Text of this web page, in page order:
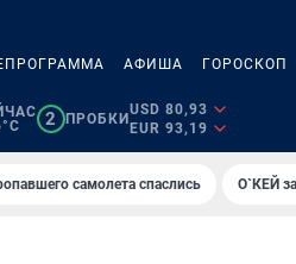
АФИША ГОРОСКОП
2 ПРОБКИ
USD 80,93
EUR 93,19
самолета спаслись О`КЕЙ